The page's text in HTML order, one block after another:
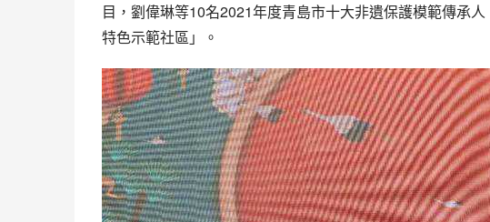
目， 劉偉琳等10名2021年度青島市十大非遺保護模範傳承
特色示範社區」。